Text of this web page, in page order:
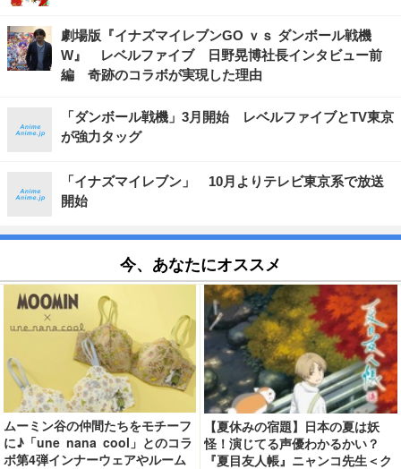
劇場版『イナズマイレブンGO ｖｓ ダンボール戦機
W』 レベルファイブ 日野晃博社長インタビュー前
編 奇跡のコラボが実現した理由
「ダンボール戦機」3月開始 レベルファイブとTV東京
が強力タッグ
「イナズマイレブン」 10月よりテレビ東京系で放送
開始
今、あなたにオススメ
ムーミン谷の仲間たちをモチーフ
に♪「une nana cool」とのコラ
ボ第4弾インナーウェアやルーム
【夏休みの宿題】日本の夏は妖
怪！演じてる声優わかるかい？
『夏目友人帳』ニャンコ先生＜ク